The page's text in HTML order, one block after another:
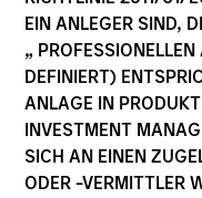
EIN ANLEGER SIND,
„
DEFINIERT)
ANLAGE IN
INVESTMENT
SICH AN EINEN
ODER -VERMITTLER